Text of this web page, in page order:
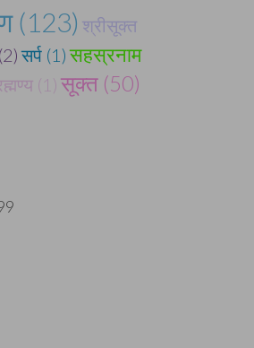
(123) श्रीसूक्त
सर्प (1) सहस्रनाम
(1) सूक्त (50)